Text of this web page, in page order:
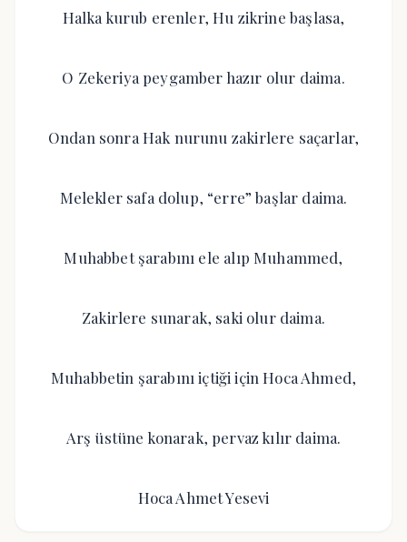
Halka kurub erenler, Hu zikrine başlasa,
O Zekeriya peygamber hazır olur daima.
Ondan sonra Hak nurunu zakirlere saçarlar,
Melekler safa dolup, “erre” başlar daima.
Muhabbet şarabını ele alıp Muhammed,
Zakirlere sunarak, saki olur daima.
Muhabbetin şarabını içtiği için Hoca Ahmed,
Arş üstüne konarak, pervaz kılır daima.
Hoca Ahmet Yesevi